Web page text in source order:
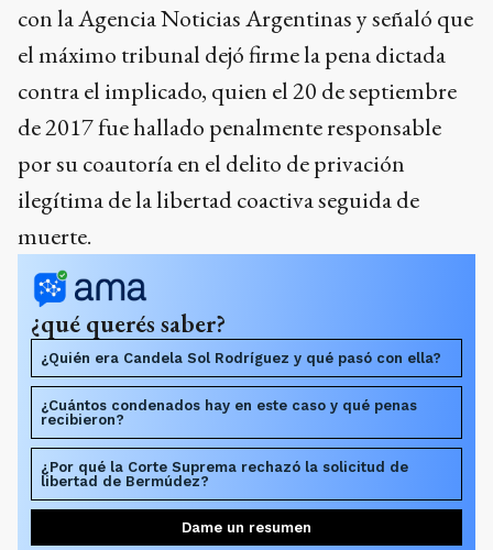
con la Agencia Noticias Argentinas y señaló que
el máximo tribunal dejó firme la pena dictada
contra el implicado, quien el 20 de septiembre
de 2017 fue hallado penalmente responsable
por su coautoría en el delito de privación
ilegítima de la libertad coactiva seguida de
muerte.
¿qué querés saber?
¿Quién era Candela Sol Rodríguez y qué pasó con ella?
¿Cuántos condenados hay en este caso y qué penas
recibieron?
¿Por qué la Corte Suprema rechazó la solicitud de
libertad de Bermúdez?
Dame un resumen